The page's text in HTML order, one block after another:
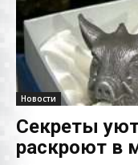
Новости
Секреты
раскроют в